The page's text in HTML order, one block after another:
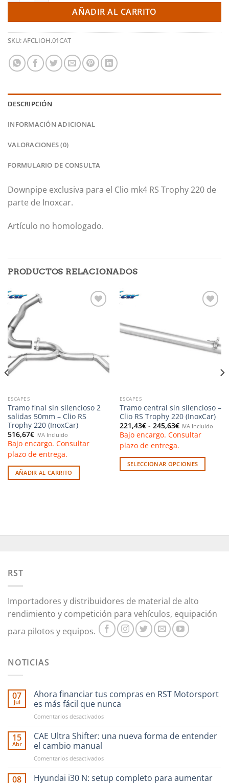
AÑADIR AL CARRITO
SKU:AFCLIOH.01CAT
DESCRIPCIÓN
INFORMACIÓN ADICIONAL
VALORACIONES (0)
FORMULARIO DE CONSULTA
Downpipe exclusiva para el Clio mk4 RS Trophy 220 de
parte de Inoxcar.
Artículo no homologado.
PRODUCTOS RELACIONADOS
ESCAPES
Tramo final sin silencioso 2
salidas 50mm – Clio RS
Trophy 220 (InoxCar)
516,67€ IVA Incluido
Bajo encargo. Consultar
plazo de entrega.
AÑADIR AL CARRITO
ESCAPES
Tramo central sin silencioso –
Clio RS Trophy 220 (InoxCar)
221,43€ - 245,63€Rango
de
precios:
desde
221,43€
hasta
245,63€
IVA Incluido
Bajo encargo. Consultar
plazo de entrega.
SELECCIONAR OPCIONES
página
de
producto
RST
Importadores y distribuidores de material de alto
rendimiento y competición para vehículos, equipación
para pilotos y equipos.
NOTICIAS
07
Jul
Ahora financiar tus compras en RST Motorsport
es más fácil que nunca
Comentarios desactivadosen
financiar
tus
en
Motorsport
15
Abr
CAE Ultra Shifter: una nueva forma de entender
el cambio manual
Comentarios desactivadosen
Ultra
08
Hyundai i30 N: setup completo para aumentar